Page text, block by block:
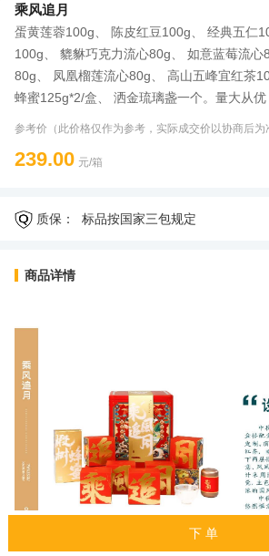
乘风追月
蛋黄莲蓉100g、 陈皮红豆100g、 经典五仁
100g、 貔貅巧克力流心80g、 如意蓝莓流心
80g、 凤凰榴莲流心80g、 高山五峰宜红茶
蜂蜜125g*2/盒、 洒金琉璃盏一个。量大从优
参考价（此价格仅作为参考，实际成交价以协商后为
239.00 元/箱
质保： 标品按国家三包规定
商品详情
下 单